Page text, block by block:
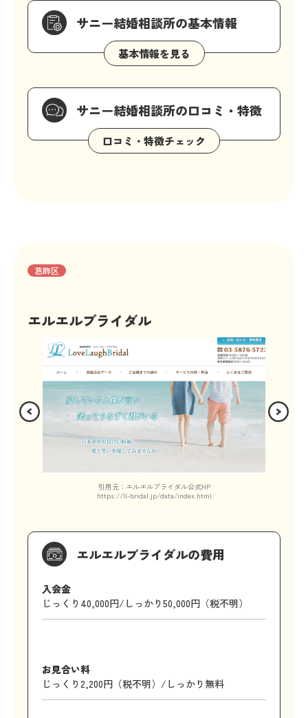
サニー結婚相談所の基本情報
サニー結婚相談所の口コミ・特徴
葛飾区
エルエルブライダル
引用元：エルエルブライダル公式HP
https://ll-bridal.jp/data/index.html
エルエルブライダルの費用
入会金
じっくり40,000円/しっかり50,000円（税不明）
お見合い料
じっくり2,200円（税不明）/しっかり無料